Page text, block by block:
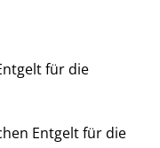
für die
Entgelt für die